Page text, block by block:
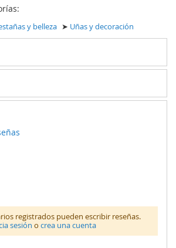
y belleza ➤ Uñas y decoración
registrados pueden escribir reseñas.
sesión o crea una cuenta